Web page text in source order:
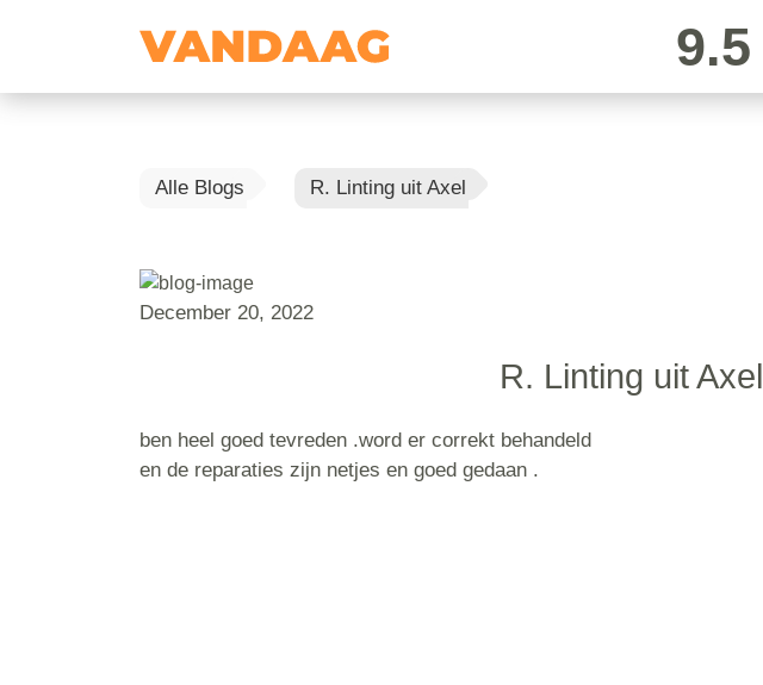
9.5
Alle Blogs R. Linting uit Axel
December 20, 2022
R. Linting uit Axel
ben heel goed tevreden .word er correkt behandeld
en de reparaties zijn netjes en goed gedaan .